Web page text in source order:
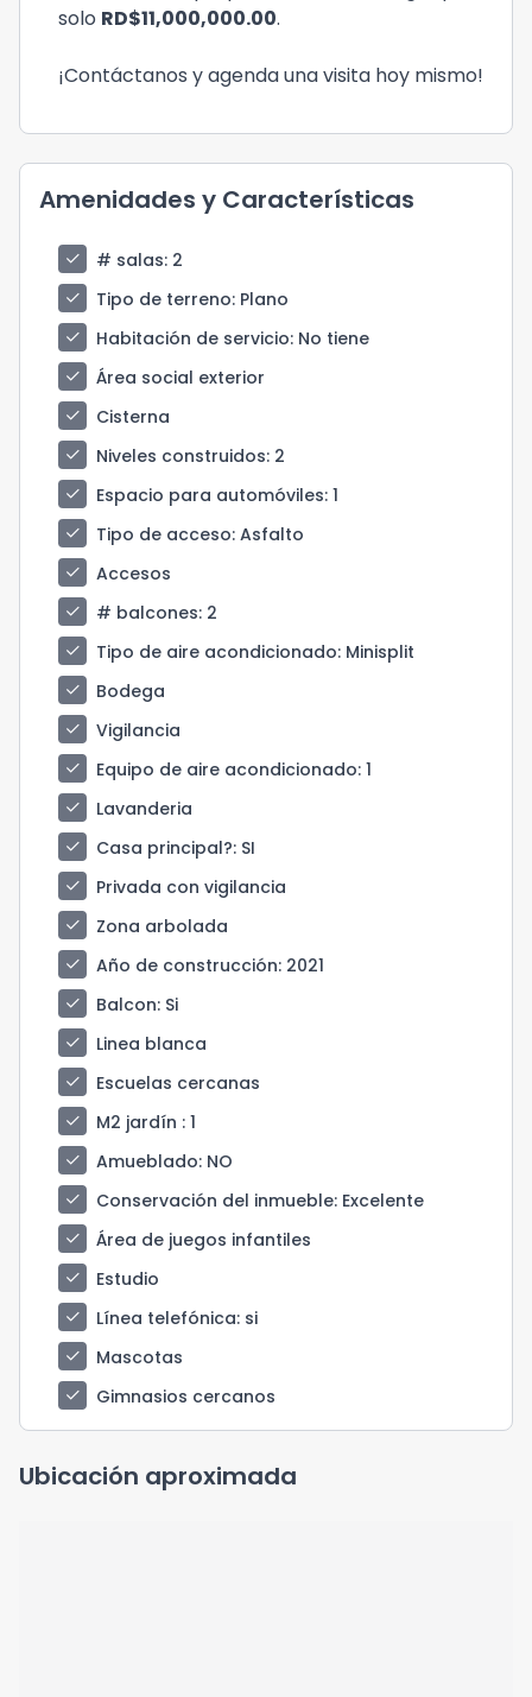
solo RD$11,000,000.00.
¡Contáctanos y agenda una visita hoy mismo!
Amenidades y Características
check # salas: 2
check
Tipo de terreno: Plano
check
Habitación de servicio: No tiene
check
Área social exterior
check
Cisterna
check
Niveles construidos: 2
check
Espacio para automóviles: 1
check
Tipo de acceso: Asfalto
check
Accesos
check
# balcones: 2
check
Tipo de aire acondicionado: Minisplit
check
Bodega
check
Vigilancia
check
Equipo de aire acondicionado: 1
check
Lavanderia
check
Casa principal?: SI
check
Privada con vigilancia
check
Zona arbolada
check
Año de construcción: 2021
check
Balcon: Si
check
Linea blanca
check
Escuelas cercanas
check
M2 jardín : 1
check
Amueblado: NO
check
Conservación del inmueble: Excelente
check
Área de juegos infantiles
check
Estudio
check
Línea telefónica: si
check
Mascotas
check
Gimnasios cercanos
Ubicación aproximada